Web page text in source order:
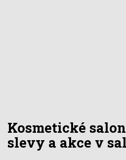
Kosmetické
slevy a akce v